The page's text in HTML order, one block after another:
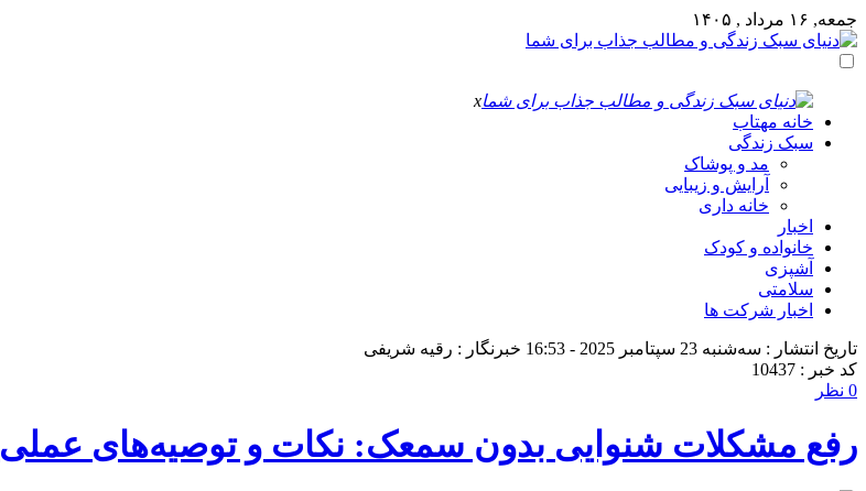
جمعه, ۱۶ مرداد , ۱۴۰۵
x
خانه مهتاب
سبک زندگی
مد و پوشاک
آرایش و زیبایی
خانه داری
اخبار
خانواده و کودک
آشپزی
سلامتی
اخبار شرکت ها
تاریخ انتشار : سه‌شنبه 23 سپتامبر 2025 - 16:53
خبرنگار : رقیه شریفی
کد خبر : 10437
0 نظر
رفع مشکلات شنوایی بدون سمعک: نکات و توصیه‌های عملی